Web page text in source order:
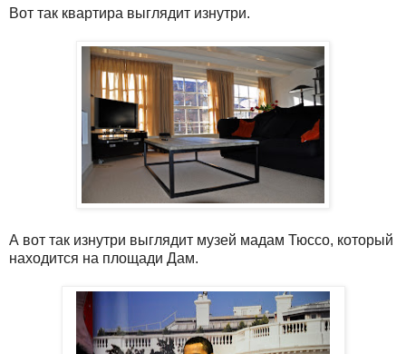
Вот так квартира выглядит изнутри.
А вот так изнутри выглядит музей мадам Тюссо, который
находится на площади Дам.